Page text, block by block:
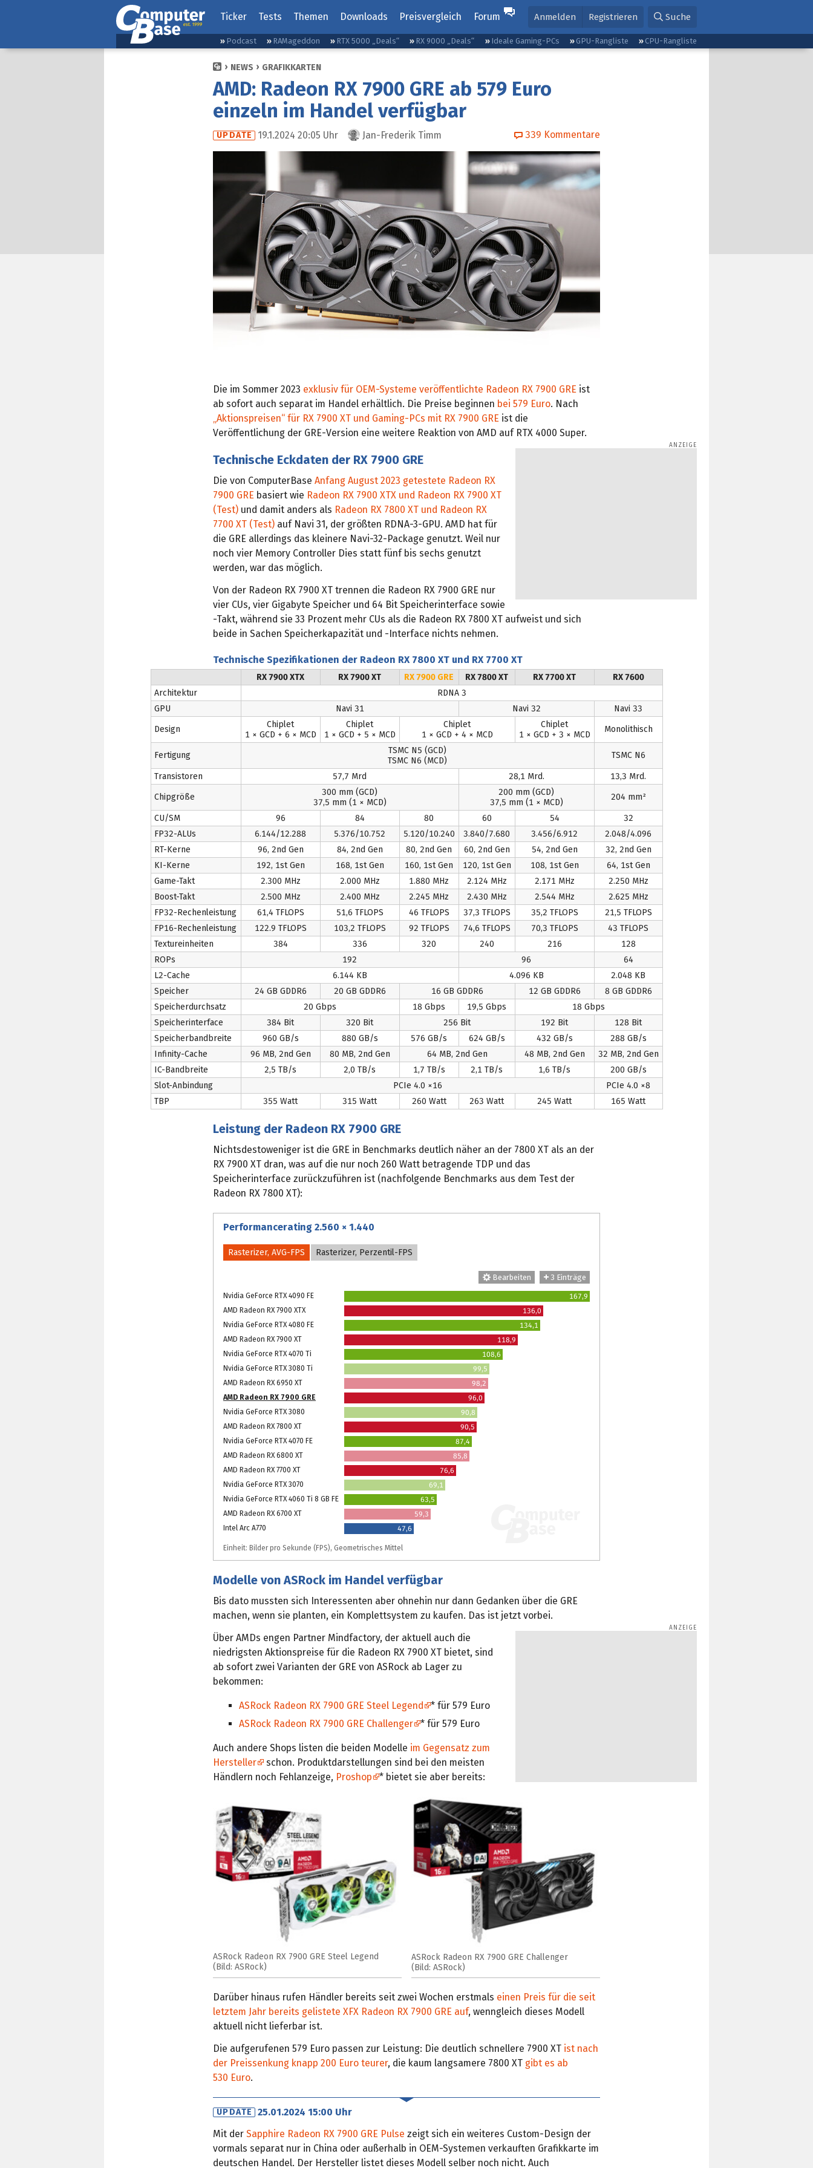
Ticker Tests Themen Downloads Preisvergleich Forum Anmelden Registrieren Suche
Podcast RAMageddon RTX 5000 „Deals“ RX 9000 „Deals“ Ideale Gaming-PCs GPU-Rangliste CPU-Rangliste
NEWS GRAFIKKARTEN
AMD: Radeon RX 7900 GRE ab 579 Euro
einzeln im Handel verfügbar
UPDATE 19.1.2024 20:05 Uhr Jan-Frederik Timm 339 Kommentare
Die im Sommer 2023 exklusiv für OEM-Systeme veröffentlichte Radeon RX 7900 GRE ist
ab sofort auch separat im Handel erhältlich. Die Preise beginnen bei 579 Euro. Nach
„Aktionspreisen“ für RX 7900 XT und Gaming-PCs mit RX 7900 GRE ist die
Veröffentlichung der GRE-Version eine weitere Reaktion von AMD auf RTX 4000 Super.
Technische Eckdaten der RX 7900 GRE
Die von ComputerBase Anfang August 2023 getestete Radeon RX
7900 GRE basiert wie Radeon RX 7900 XTX und Radeon RX 7900 XT
(Test) und damit anders als Radeon RX 7800 XT und Radeon RX
7700 XT (Test) auf Navi 31, der größten RDNA-3-GPU. AMD hat für
die GRE allerdings das kleinere Navi-32-Package genutzt. Weil nur
noch vier Memory Controller Dies statt fünf bis sechs genutzt
werden, war das möglich.
Von der Radeon RX 7900 XT trennen die Radeon RX 7900 GRE nur
vier CUs, vier Gigabyte Speicher und 64 Bit Speicherinterface sowie
-Takt, während sie 33 Prozent mehr CUs als die Radeon RX 7800 XT aufweist und sich
beide in Sachen Speicherkapazität und -Interface nichts nehmen.
Technische Spezifikationen der Radeon RX 7800 XT und RX 7700 XT
RX 7900 XTX RX 7900 XT RX 7900 GRE RX 7800 XT RX 7700 XT
RX 7600
Architektur
RDNA 3
GPU
Navi 31 Navi 32
Navi 33
Design
Chiplet
1 × GCD + 6 × MCD
Chiplet
1 × GCD + 5 × MCD
Chiplet
1 × GCD + 4 × MCD
Chiplet
1 × GCD + 3 × MCD
Monolithisch
Fertigung
TSMC N5 (GCD)
TSMC N6 (MCD)
TSMC N6
Transistoren 57,7 Mrd 28,1 Mrd.
13,3 Mrd.
Chipgröße
300 mm (GCD)
37,5 mm (1 × MCD)
200 mm (GCD)
37,5 mm (1 × MCD)
204 mm²
CU/SM 96 84 80 60 54
32
FP32-ALUs
6.144/12.288 5.376/10.752 5.120/10.240 3.840/7.680 3.456/6.912
2.048/4.096
RT-Kerne
96, 2nd Gen 84, 2nd Gen 80, 2nd Gen 60, 2nd Gen 54, 2nd Gen
32, 2nd Gen
KI-Kerne
192, 1st Gen 168, 1st Gen 160, 1st Gen 120, 1st Gen 108, 1st Gen
64, 1st Gen
Game-Takt
2.300 MHz 2.000 MHz 1.880 MHz 2.124 MHz 2.171 MHz
2.250 MHz
Boost-Takt
2.500 MHz 2.400 MHz 2.245 MHz 2.430 MHz 2.544 MHz
2.625 MHz
FP32-Rechenleistung
61,4 TFLOPS 51,6 TFLOPS 46 TFLOPS 37,3 TFLOPS 35,2 TFLOPS
21,5 TFLOPS
FP16-Rechenleistung
122.9 TFLOPS 103,2 TFLOPS 92 TFLOPS 74,6 TFLOPS 70,3 TFLOPS
43 TFLOPS
Textureinheiten
384 336 320 240 216
128
ROPs
192 96
64
L2-Cache
6.144 KB 4.096 KB
2.048 KB
Speicher
24 GB GDDR6 20 GB GDDR6 16 GB GDDR6 12 GB GDDR6
8 GB GDDR6
Speicherdurchsatz
20 Gbps 18 Gbps 19,5 Gbps
18 Gbps
Speicherinterface
384 Bit 320 Bit 256 Bit 192 Bit
128 Bit
Speicherbandbreite
960 GB/s 880 GB/s 576 GB/s 624 GB/s 432 GB/s
288 GB/s
Infinity-Cache
96 MB, 2nd Gen 80 MB, 2nd Gen 64 MB, 2nd Gen 48 MB, 2nd Gen
32 MB, 2nd Gen
IC-Bandbreite
2,5 TB/s 2,0 TB/s 1,7 TB/s 2,1 TB/s 1,6 TB/s
200 GB/s
Slot-Anbindung
PCIe 4.0 ×16
PCIe 4.0 ×8
TBP
355 Watt 315 Watt 260 Watt 263 Watt 245 Watt 165 Watt
Leistung der Radeon RX 7900 GRE
Nichtsdestoweniger ist die GRE in Benchmarks deutlich näher an der 7800 XT als an der
RX 7900 XT dran, was auf die nur noch 260 Watt betragende TDP und das
Speicherinterface zurückzuführen ist (nachfolgende Benchmarks aus dem Test der
Radeon RX 7800 XT):
Performancerating 2.560 × 1.440
Rasterizer, AVG-FPS Rasterizer, Perzentil-FPS
3 Einträge
Bearbeiten
Nvidia GeForce RTX 4090 FE
167,9
AMD Radeon RX 7900 XTX
136,0
Nvidia GeForce RTX 4080 FE
134,1
AMD Radeon RX 7900 XT
118,9
Nvidia GeForce RTX 4070 Ti
108,6
Nvidia GeForce RTX 3080 Ti
99,5
AMD Radeon RX 6950 XT
98,2
AMD Radeon RX 7900 GRE
96,0
Nvidia GeForce RTX 3080
90,8
AMD Radeon RX 7800 XT
90,5
Nvidia GeForce RTX 4070 FE
87,4
AMD Radeon RX 6800 XT
85,8
AMD Radeon RX 7700 XT
76,6
Nvidia GeForce RTX 3070
69,1
Nvidia GeForce RTX 4060 Ti 8 GB FE
63,5
AMD Radeon RX 6700 XT
59,3
Intel Arc A770
47,6
Einheit: Bilder pro Sekunde (FPS), Geometrisches Mittel
Modelle von ASRock im Handel verfügbar
Bis dato mussten sich Interessenten aber ohnehin nur dann Gedanken über die GRE
machen, wenn sie planten, ein Komplettsystem zu kaufen. Das ist jetzt vorbei.
Über AMDs engen Partner Mindfactory, der aktuell auch die
niedrigsten Aktionspreise für die Radeon RX 7900 XT bietet, sind
ab sofort zwei Varianten der GRE von ASRock ab Lager zu
bekommen:
ASRock Radeon RX 7900 GRE Steel Legend
* für 579 Euro
ASRock Radeon RX 7900 GRE Challenger
* für 579 Euro
Auch andere Shops listen die beiden Modelle im Gegensatz zum
Hersteller
schon. Produktdarstellungen sind bei den meisten
Händlern noch Fehlanzeige, Proshop * bietet sie aber bereits:
ASRock Radeon RX 7900 GRE Steel Legend
(Bild: ASRock)
ASRock Radeon RX 7900 GRE Challenger
(Bild: ASRock)
Darüber hinaus rufen Händler bereits seit zwei Wochen erstmals einen Preis für die seit
letztem Jahr bereits gelistete XFX Radeon RX 7900 GRE auf, wenngleich dieses Modell
aktuell nicht lieferbar ist.
Die aufgerufenen 579 Euro passen zur Leistung: Die deutlich schnellere 7900 XT ist nach
der Preissenkung knapp 200 Euro teurer, die kaum langsamere 7800 XT gibt es ab
530 Euro.
UPDATE
25.01.2024 15:00 Uhr
Mit der Sapphire Radeon RX 7900 GRE Pulse zeigt sich ein weiteres Custom-Design der
vormals separat nur in China oder außerhalb in OEM-Systemen verkauften Grafikkarte im
deutschen Handel. Der Hersteller listet dieses Modell selber noch nicht. Auch